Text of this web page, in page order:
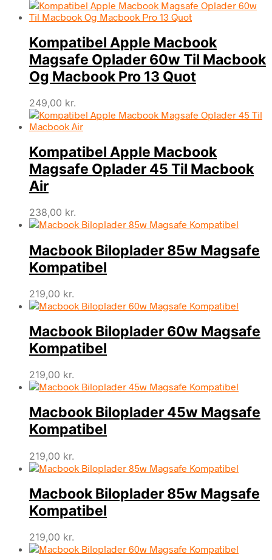
Kompatibel Apple Macbook
Magsafe Oplader 60w Til Macbook
Og Macbook Pro 13 Quot
249,00 kr.
Kompatibel Apple Macbook
Magsafe Oplader 45 Til Macbook
Air
238,00 kr.
Macbook Biloplader 85w Magsafe
Kompatibel
219,00 kr.
Macbook Biloplader 60w Magsafe
Kompatibel
219,00 kr.
Macbook Biloplader 45w Magsafe
Kompatibel
219,00 kr.
Macbook Biloplader 85w Magsafe
Kompatibel
219,00 kr.